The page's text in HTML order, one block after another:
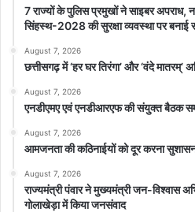
7 राज्यों के पुलिस प्रमुखों ने साइबर अपराध,
सिंहस्थ-2028 की सुरक्षा व्यवस्था पर बनाई
August 7, 2026
छत्तीसगढ़ में ‘हर घर तिरंगा’ और ‘वंदे मातरम्’
August 7, 2026
एनडीएमए एवं एनडीआरएफ की संयुक्त बैठक
August 7, 2026
आमजनता की कठिनाईयों को दूर करना
August 7, 2026
राज्यमंत्री पंवार ने मुख्यमंत्री जन-विश्वास
गोलाखेड़ा में किया जनसंवाद